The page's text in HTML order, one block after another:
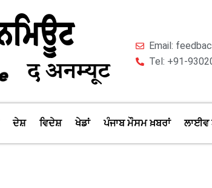
Email:
Tel: +91-
ਦੇਸ਼ ਵਿਦੇਸ਼ ਖੇਡਾਂ ਪੰਜਾਬ ਮੌਸਮ ਖ਼ਬਰਾਂ ਲਾਈਵ